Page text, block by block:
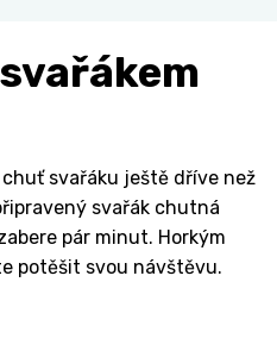
svařáku ještě dříve než
svařák chutná
pár minut. Horkým
potěšit svou návštěvu.